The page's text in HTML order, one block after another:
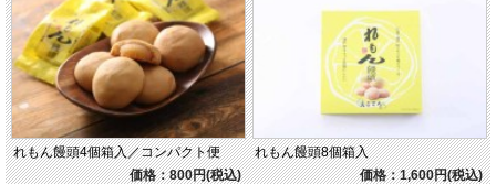
れもん饅頭4個箱入／コンパクト便
価格：800円(税込)
れもん饅頭8個箱入
価格：1,600円(税込)